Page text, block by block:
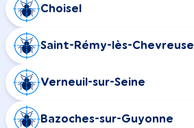
Choisel
Saint-Rémy-lès-Chevreuse
Verneuil-sur-Seine
Bazoches-sur-Guyonne